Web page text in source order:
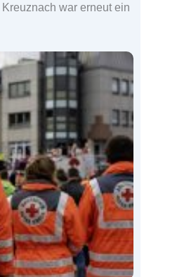
war erneut ein